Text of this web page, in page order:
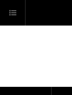
content